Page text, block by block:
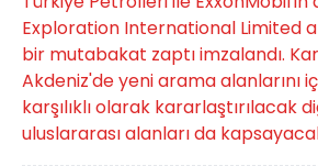
Exploration International Limited
bir mutabakat zaptı imzalandı.
Akdeniz'de yeni arama alanlarını
karşılıklı olarak kararlaştırılacak
uluslararası alanları da